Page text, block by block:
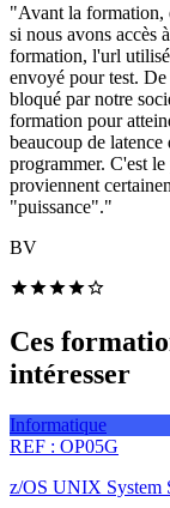
"Avant la formation,
si nous avons accès
formation, l'url
envoyé pour test.
bloqué par notre
formation pour
beaucoup de
programmer. C'est
proviennent
"puissance"."
BV
Ces
intéresser
Informatique
REF : OP05G
z/OS UNIX System